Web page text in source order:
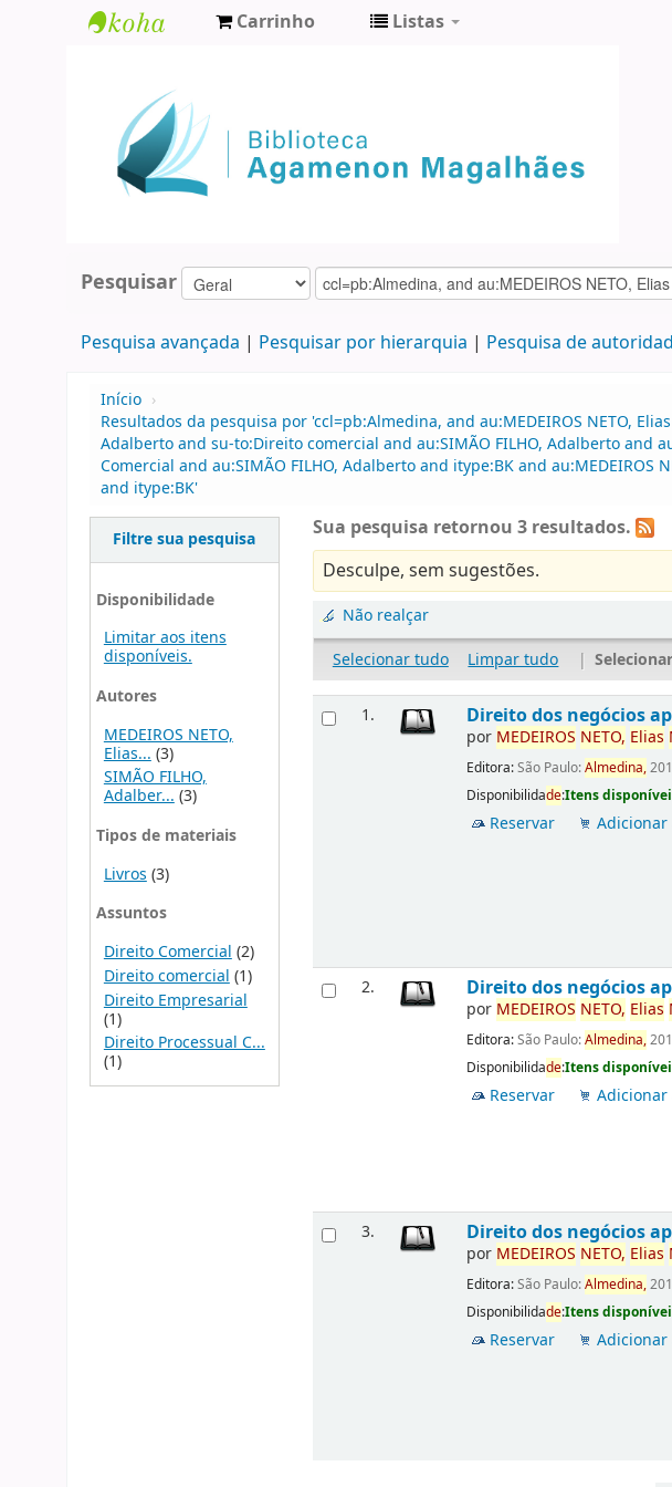
Agamenon
Magalhães
Carrinho Listas
Pesquisar
Pesquisa avançada Pesquisar por hierarquia Pesquisa de
Início ›
Resultados da pesquisa por 'ccl=pb:Almedina, and au:MEDEIROS NETO,
Adalberto and su-to:Direito comercial and au:SIMÃO FILHO, Adalberto and
Comercial and au:SIMÃO FILHO, Adalberto and itype:BK and
and itype:BK'
Filtre sua pesquisa
Disponibilidade
Limitar aos itens
disponíveis.
Autores
MEDEIROS NETO,
Elias... (3)
SIMÃO FILHO,
Adalber...(3)
Tipos de materiais
Livros (3)
Assuntos
Direito Comercial (2)
Direito comercial (1)
Direito Empresarial
(1)
Direito Processual C...
(1)
Sua pesquisa retornou 3 resultados.
Desculpe, sem sugestões.
Não realçar
Selecionar tudo
Limpar tudo |
1. Direito dos negócios
por MEDEIROS NETO, Elias
Editora:São Paulo:Almedina,
Disponibilidade:Itens
Reservar
2. Direito dos negócios
por MEDEIROS NETO, Elias
Editora:São Paulo:Almedina,
Disponibilidade:Itens
Reservar
3. Direito dos negócios
por MEDEIROS NETO, Elias
Editora:São Paulo:Almedina,
Disponibilidade:Itens
Reservar